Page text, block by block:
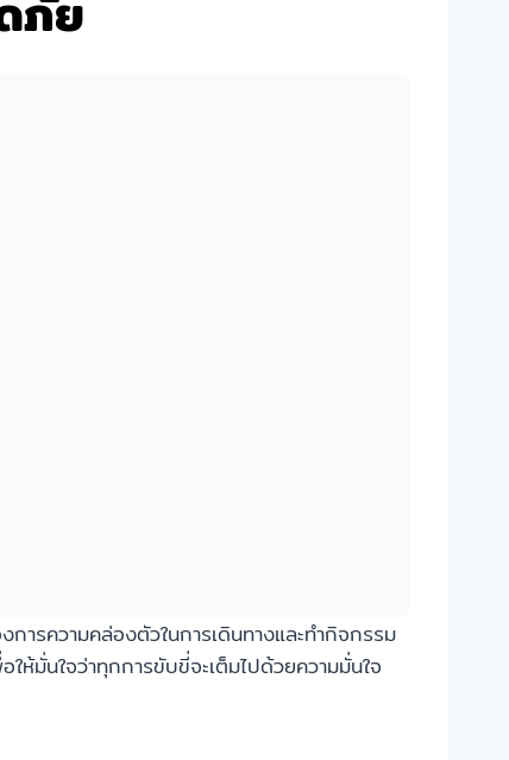
ารความคล่องตัวในการเดินทางและทำกิจกรรม
ห้มั่นใจว่าทุกการขับขี่จะเต็มไปด้วยความมั่นใจ